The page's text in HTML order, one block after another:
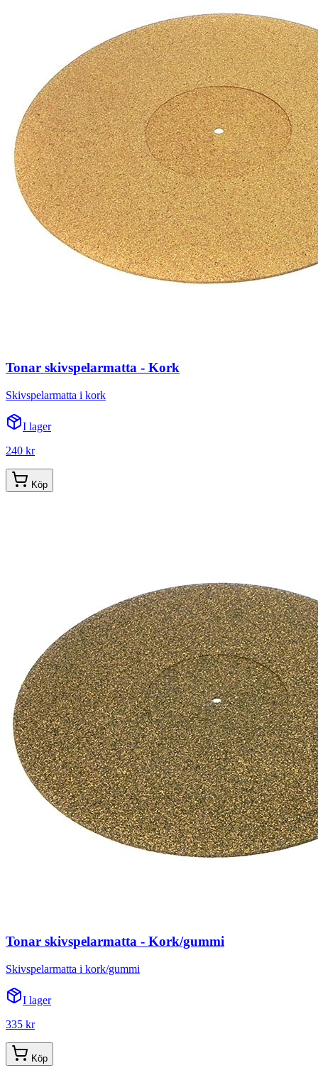
Tonar skivspelarmatta - Kork
Skivspelarmatta i kork
I lager
240 kr
Köp
Tonar skivspelarmatta - Kork/gummi
Skivspelarmatta i kork/gummi
I lager
335 kr
Köp